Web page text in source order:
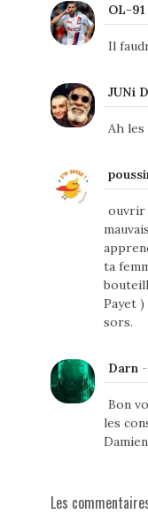
OL-91
Il
JUNi
Ah
ouvrir
ta
Payet
sors.
Darn -
Bon
les
Les